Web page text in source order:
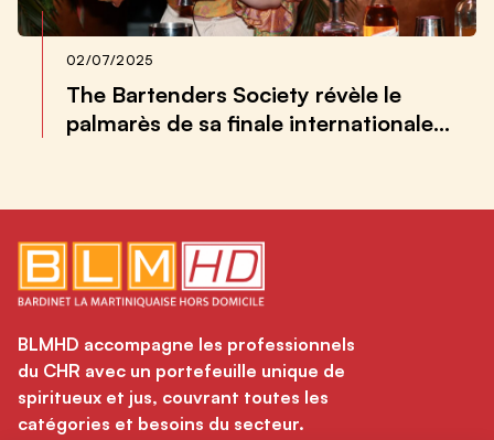
02/07/2025
The Bartenders Society révèle le
palmarès de sa finale internationale
BLMHD accompagne les professionnels
du CHR avec un portefeuille unique de
spiritueux et jus, couvrant toutes les
catégories et besoins du secteur.